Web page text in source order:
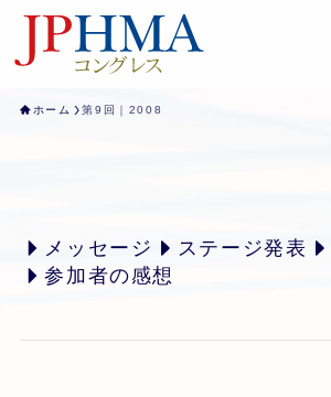
ホーム 第9回｜2008
メッセージ ステージ発表
参加者の感想